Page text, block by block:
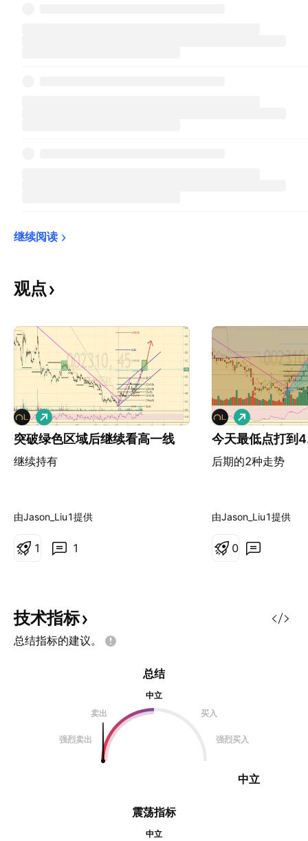
继续阅读
观点
突破绿色区域后继续看高一线
继续持有
做
多
由Jason_Liu1提供
1
1
今天最低点打到
后期的2种走势
做
多
由Jason_Liu1提供
0
技术指标
总结指标的建议。
震荡指标
中立
总结
中立
卖出
买入
强烈卖出 强烈买入
中立